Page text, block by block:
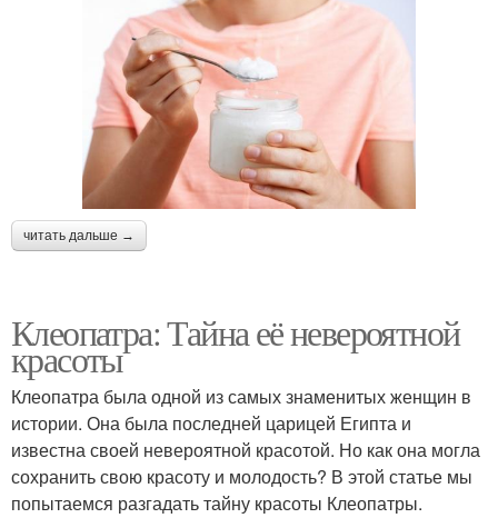
читать дальше →
Клеопатра: Тайна её невероятной
красоты
Клеопатра была одной из самых знаменитых женщин в
истории. Она была последней царицей Египта и
известна своей невероятной красотой. Но как она могла
сохранить свою красоту и молодость? В этой статье мы
попытаемся разгадать тайну красоты Клеопатры.